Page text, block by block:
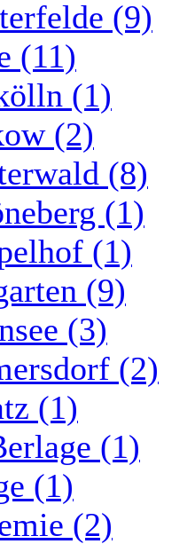
(9)
(11)
(1)
(2)
(8)
(1)
(1)
(9)
(3)
(2)
(1)
(1)
(1)
(2)